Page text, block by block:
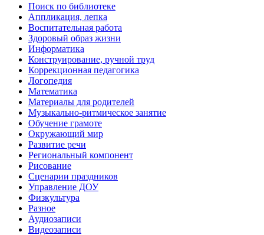
Поиск по библиотеке
Аппликация, лепка
Воспитательная работа
Здоровый образ жизни
Информатика
Конструирование, ручной труд
Коррекционная педагогика
Логопедия
Математика
Материалы для родителей
Музыкально-ритмическое занятие
Обучение грамоте
Окружающий мир
Развитие речи
Региональный компонент
Рисование
Сценарии праздников
Управление ДОУ
Физкультура
Разное
Аудиозаписи
Видеозаписи